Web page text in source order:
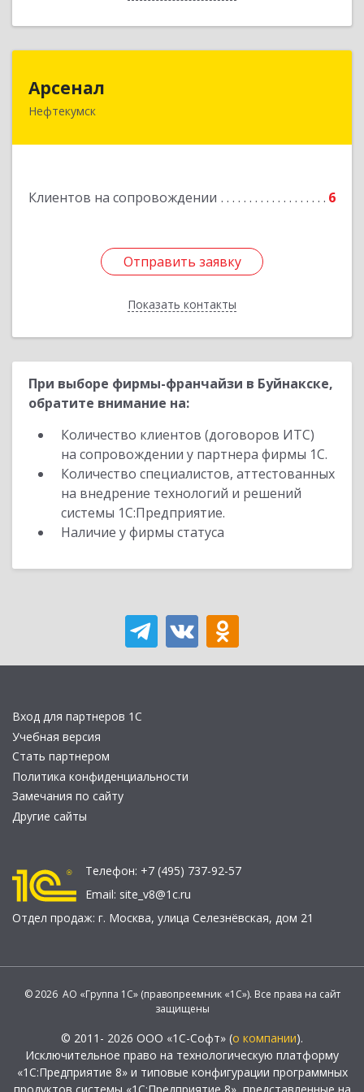
Арсенал
Нефтекумск
Клиентов на сопровождении 6
Отправить заявку
Показать контакты
Отправить заявку
Назад
При выборе фирмы-франчайзи в Буйнакске,
обратите внимание на:
Количество клиентов (договоров ИТС)
на сопровождении у партнера фирмы 1С.
Количество специалистов, аттестованных
на внедрение технологий и решений
системы 1С:Предприятие.
Наличие у фирмы статуса
Вход для партнеров 1С
Учебная версия
Стать партнером
Политика конфиденциальности
Замечания по сайту
Другие сайты
Телефон: +7 (495) 737-92-57
Email: site_v8@1c.ru
Отдел продаж: г. Москва, улица Селезнёвская, дом 21
© 2026 АО «Группа 1С» (правопреемник «1С»). Все права на сайт
защищены
© 2011- 2026 ООО «1С-Софт» (о компании).
Исключительное право на технологическую платформу
«1С:Предприятие 8» и типовые конфигурации программных